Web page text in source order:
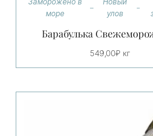
море
улов
Барабулька
549,00₽ кг